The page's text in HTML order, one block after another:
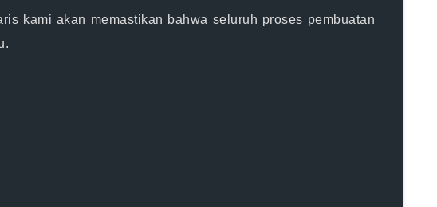
kami akan memastikan bahwa seluruh proses pembuatan